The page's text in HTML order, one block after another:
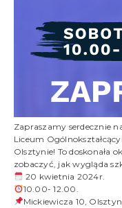
Zapraszamy serdecznie
Liceum
Olsztynie! To doskonała
zobaczyć, jak wygląda
20 kwietnia 2024r.
10.00- 12.00.
Mickiewicza 10,